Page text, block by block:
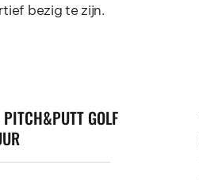
bezig te zijn.
GOLF